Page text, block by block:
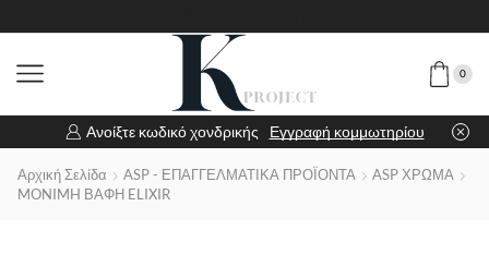
0
Ανοίξτε κωδικό χονδρικής Εγγραφή κομμωτηρίου
Αρχική Σελίδα ASP - ΕΠΑΓΓΕΛΜΑΤΙΚΑ ΠΡΟΪΟΝΤΑ
ASP ΧΡΩΜΑ
MONIMH ΒΑΦΗ ELIXIR